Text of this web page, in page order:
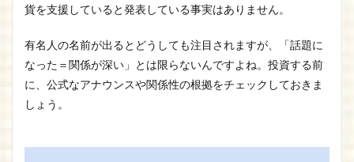
貨を支援していると発表している事実はありません。
有名人の名前が出るとどうしても注目されますが、「話題に
なった＝関係が深い」とは限らないんですよね。投資する前
に、公式なアナウンスや関係性の根拠をチェックしておきま
しょう。